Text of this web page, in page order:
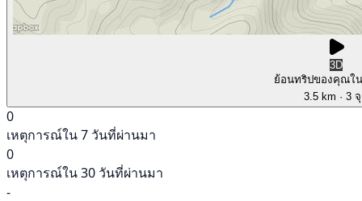
3D
ย้อนทริปของคุณใ
3.5 km · 3
0
เหตุการณ์ใน 7 วันที่ผ่านมา
0
เหตุการณ์ใน 30 วันที่ผ่านมา
-